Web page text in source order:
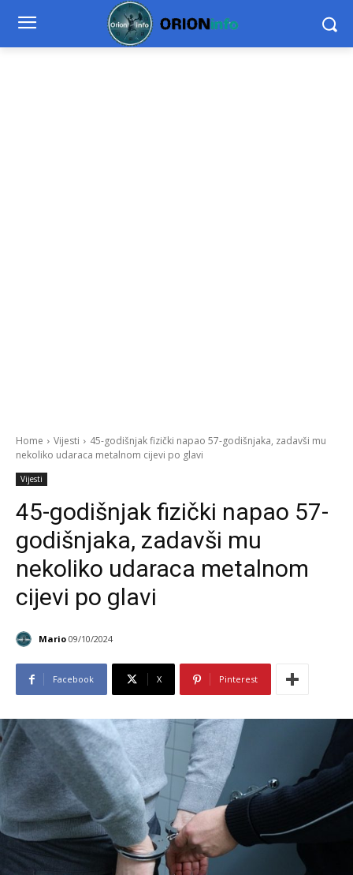
Home Vijesti
45-godišnjak fizički napao 57-godišnjaka, zadavši mu
nekoliko udaraca metalnom cijevi po glavi
Vijesti
45-godišnjak fizički napao 57-
godišnjaka, zadavši mu
nekoliko udaraca metalnom
cijevi po glavi
Mario 09/10/2024
Facebook X Pinterest